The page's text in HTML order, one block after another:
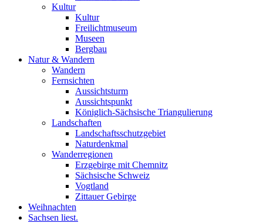
Kultur
Kultur
Freilichtmuseum
Museen
Bergbau
Natur & Wandern
Wandern
Fernsichten
Aussichtsturm
Aussichtspunkt
Königlich-Sächsische Triangulierung
Landschaften
Landschaftsschutzgebiet
Naturdenkmal
Wanderregionen
Erzgebirge mit Chemnitz
Sächsische Schweiz
Vogtland
Zittauer Gebirge
Weihnachten
Sachsen liest.